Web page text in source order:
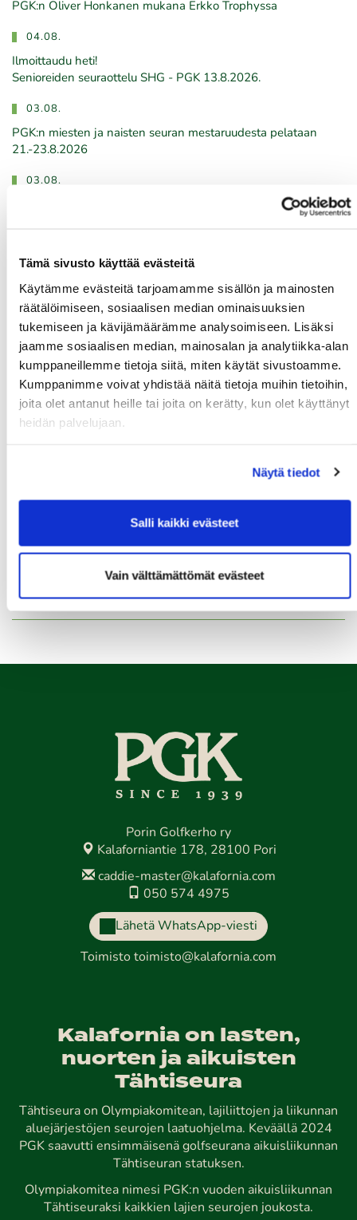
Tämä sivusto käyttää evästeitä
Käytämme evästeitä tarjoamamme sisällön ja mainosten
räätälöimiseen, sosiaalisen median ominaisuuksien
tukemiseen ja kävijämäärämme analysoimiseen. Lisäksi
jaamme sosiaalisen median, mainosalan ja analytiikka-alan
kumppaneillemme tietoja siitä, miten käytät sivustoamme.
Kumppanimme voivat yhdistää näitä tietoja muihin tietoihin,
joita olet antanut heille tai joita on kerätty, kun olet käyttänyt
heidän palvelujaan.
Näytä tiedot
Salli kaikki evästeet
Vain välttämättömät evästeet
PGK:n Oliver Honkanen mukana Erkko Trophyssa
04.08.
Ilmoittaudu heti!
​​​​​​​Senioreiden seuraottelu SHG - PGK 13.8.2026.
03.08.
PGK:n miesten ja naisten seuran mestaruudesta pelataan
21.-23.8.2026
03.08.
Tulevat tapahtumat
10.08.
Green Card kurssi Ma 10.8. klo 17-21
10.08.
Pariskuntagolf 5/7
11.08.
Green Card kurssi Ke 12.8. klo 16:30-20:30
Seuraottelu SHG-PGK
Kaikki tapahtumat >>
Porin Golfkerho ry
Kalaforniantie 178, 28100 Pori
caddie-master@kalafornia.com
050 574 4975
Lähetä WhatsApp-viesti
Toimisto toimisto@kalafornia.com
Kalafornia on lasten,
nuorten ja aikuisten
Tähtiseura
Tähtiseura on Olympiakomitean, lajiliittojen ja liikunnan
aluejärjestöjen seurojen laatuohjelma. Keväällä 2024
PGK saavutti ensimmäisenä golfseurana aikuisliikunnan
Tähtiseuran statuksen.
Olympiakomitea nimesi PGK:n vuoden aikuisliikunnan
Tähtiseuraksi kaikkien lajien seurojen joukosta.